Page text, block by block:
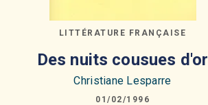
LITTÉRATURE FRANÇAISE
Des nuits cousues d'or
Christiane Lesparre
01/02/1996